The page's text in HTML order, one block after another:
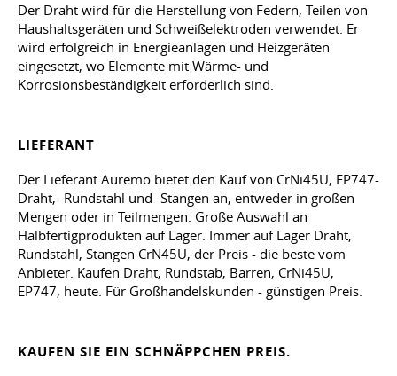
Der Draht wird für die Herstellung von Federn, Teilen von
Haushaltsgeräten und Schweißelektroden verwendet. Er
wird erfolgreich in Energieanlagen und Heizgeräten
eingesetzt, wo Elemente mit Wärme- und
Korrosionsbeständigkeit erforderlich sind.
LIEFERANT
Der Lieferant Auremo bietet den Kauf von CrNi45U, EP747-
Draht, -Rundstahl und -Stangen an, entweder in großen
Mengen oder in Teilmengen. Große Auswahl an
Halbfertigprodukten auf Lager. Immer auf Lager Draht,
Rundstahl, Stangen CrN45U, der Preis - die beste vom
Anbieter. Kaufen Draht, Rundstab, Barren, CrNi45U,
EP747, heute. Für Großhandelskunden - günstigen Preis.
KAUFEN SIE EIN SCHNÄPPCHEN PREIS.